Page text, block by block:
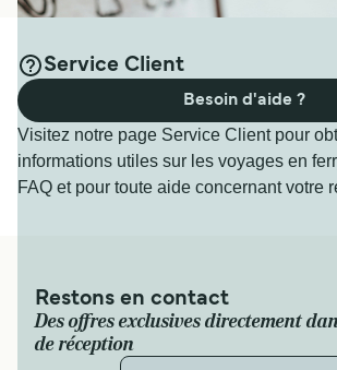
Service Client
Visitez notre page Service Client pour
informations utiles sur les voyages en
FAQ et pour toute aide concernant votre
Besoin d'aide ?
Restons en contact
Des offres exclusives directement
de réception